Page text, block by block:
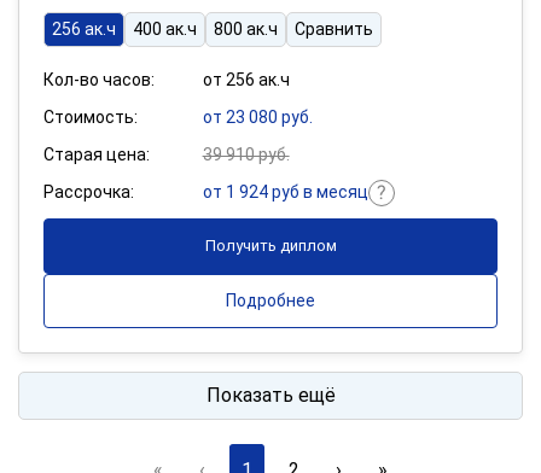
256 ак.ч 400 ак.ч 800 ак.ч Сравнить
Кол-во часов:
от 256 ак.ч
Стоимость:
от 23 080 руб.
Старая цена:
39 910 руб.
Рассрочка:
от 1 924 руб в месяц
Получить диплом
Подробнее
Показать ещё